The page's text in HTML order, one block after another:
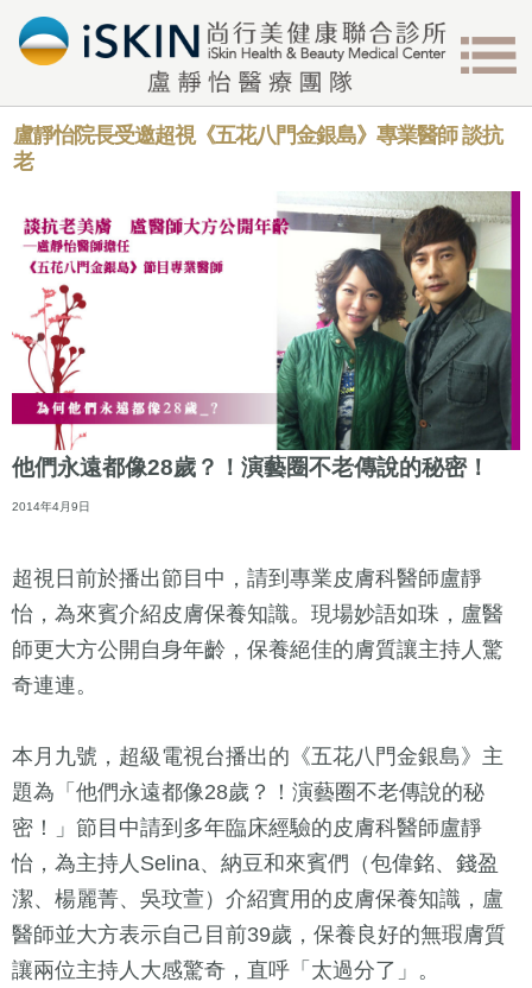
盧靜怡院長受邀超視《五花八門金銀島》專業醫師 談抗
老
他們永遠都像28歲？！演藝圈不老傳說的秘密！
2014年4月9日
超視日前於播出節目中，請到專業皮膚科醫師盧靜
怡，為來賓介紹皮膚保養知識。現場妙語如珠，盧醫
師更大方公開自身年齡，保養絕佳的膚質讓主持人驚
奇連連。
本月九號，超級電視台播出的《五花八門金銀島》主
題為「他們永遠都像28歲？！演藝圈不老傳說的秘
密！」節目中請到多年臨床經驗的皮膚科醫師盧靜
怡，為主持人Selina、納豆和來賓們（包偉銘、錢盈
潔、楊麗菁、吳玟萱）介紹實用的皮膚保養知識，盧
醫師並大方表示自己目前39歲，保養良好的無瑕膚質
讓兩位主持人大感驚奇，直呼「太過分了」。